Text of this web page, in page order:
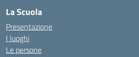
La Scuola
Presentazione
I luoghi
Le persone